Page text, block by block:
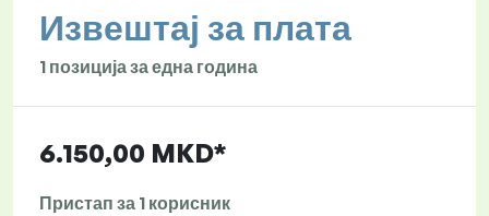
Извештај за плата
1 позиција за една година
6.150,00 MKD*
Пристап за 1 корисник